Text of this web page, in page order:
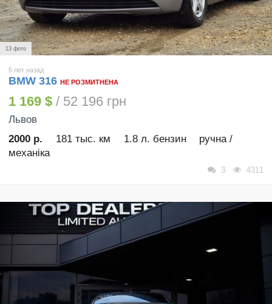
13 фото
5 лет назад
BMW 316 НЕ РОЗМИТНЕНА
1 169 $ / 52 196 грн
Львов
2000 р.
181 тыс. км 1.8 л. бензин
ручна /
механіка
3 4311